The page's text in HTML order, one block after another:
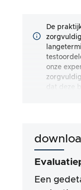
De
onze
dat deze
aanvaard
medische
Een